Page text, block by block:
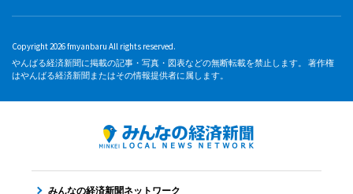
Copyright 2026 fmyanbaru All rights reserved.
やんばる経済新聞に掲載の記事・写真・図表などの無断転載を禁止します。 著作権
はやんばる経済新聞またはその情報提供者に属します。
みんなの経済新聞ネットワーク